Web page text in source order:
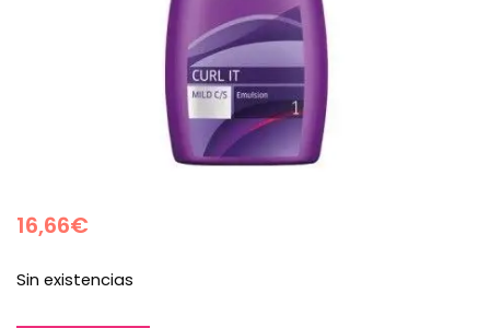
16,66€
Sin existencias